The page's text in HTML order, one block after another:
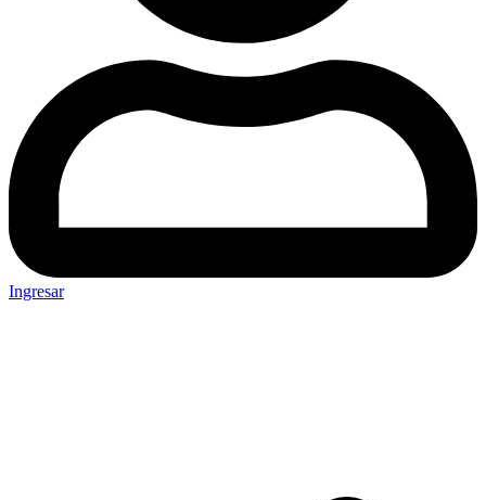
Ingresar